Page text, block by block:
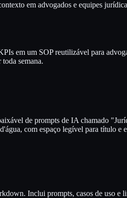
em advogados e equipes
em um SOP reutilizável para
semana.
de prompts de IA chamado
com espaço legível para título e
Inclui prompts, casos de uso e